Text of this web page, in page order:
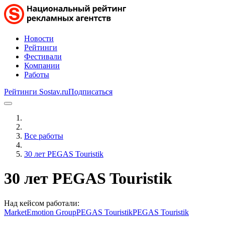
Новости
Рейтинги
Фестивали
Компании
Работы
Рейтинги Sostav.ruПодписаться
Все работы
30 лет PEGAS Touristik
30 лет PEGAS Touristik
Над кейсом работали:
MarketEmotion GroupPEGAS TouristikPEGAS Touristik